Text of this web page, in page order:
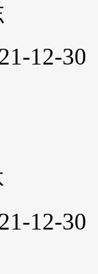
12-30
12-30